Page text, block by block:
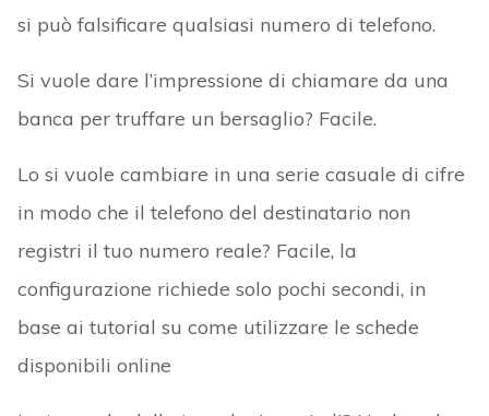
si può falsificare qualsiasi numero di telefono.
Si vuole dare l’impressione di chiamare da una
banca per truffare un bersaglio? Facile.
Lo si vuole cambiare in una serie casuale di cifre
in modo che il telefono del destinatario non
registri il tuo numero reale? Facile, la
configurazione richiede solo pochi secondi, in
base ai tutorial su come utilizzare le schede
disponibili online